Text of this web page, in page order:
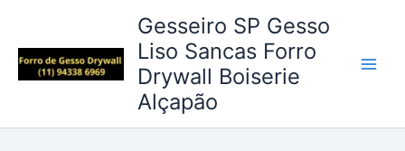
conteúdo
Gesseiro SP Gesso
Liso Sancas Forro
Drywall Boiserie
Alçapão